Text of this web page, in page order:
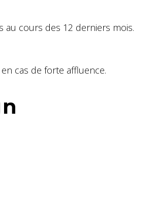
au cours des 12 derniers mois.
cas de forte affluence.